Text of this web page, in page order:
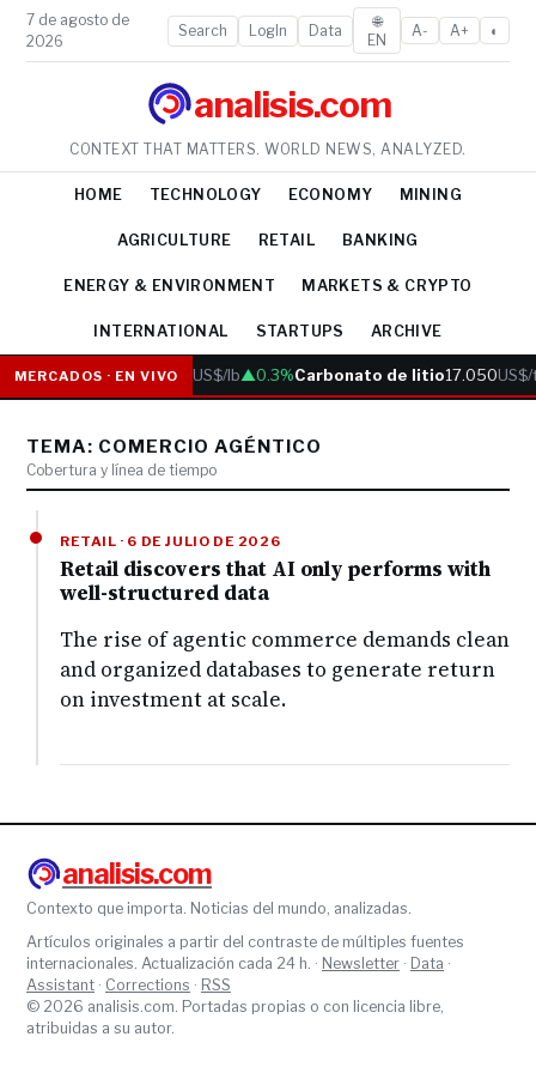
7 de agosto de
2026
Search LogIn Data
🌐
EN
A- A+ ◐
analisis.com
CONTEXT THAT MATTERS. WORLD NEWS, ANALYZED.
HOME TECHNOLOGY ECONOMY MINING
AGRICULTURE RETAIL BANKING
ENERGY & ENVIRONMENT MARKETS & CRYPTO
INTERNATIONAL STARTUPS ARCHIVE
MERCADOS · EN VIVO
Cobre6.05 US$/lb▲0.3%Carbonato de litio17.050US$/t
TEMA: COMERCIO AGÉNTICO
Cobertura y línea de tiempo
RETAIL · 6 DE JULIO DE 2026
Retail discovers that AI only performs with
well-structured data
The rise of agentic commerce demands clean
and organized databases to generate return
on investment at scale.
analisis.com
Contexto que importa. Noticias del mundo, analizadas.
Artículos originales a partir del contraste de múltiples fuentes
internacionales. Actualización cada 24 h. · Newsletter · Data ·
Assistant · Corrections · RSS
© 2026 analisis.com. Portadas propias o con licencia libre,
atribuidas a su autor.